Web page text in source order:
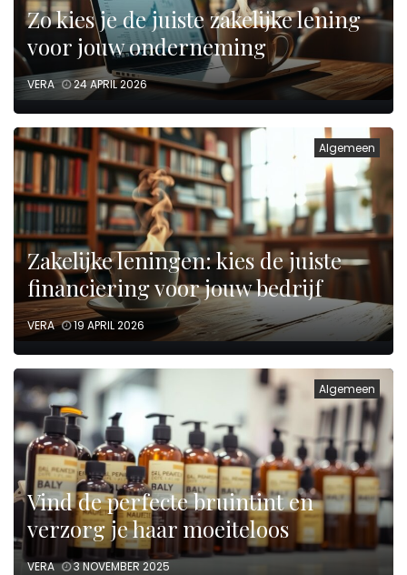
Zo kies je de juiste zakelijke lening
voor jouw onderneming
VERA 24 APRIL 2026
Algemeen
Zakelijke leningen: kies de juiste
financiering voor jouw bedrijf
VERA 19 APRIL 2026
Algemeen
Vind de perfecte bruintint en
verzorg je haar moeiteloos
VERA 3 NOVEMBER 2025